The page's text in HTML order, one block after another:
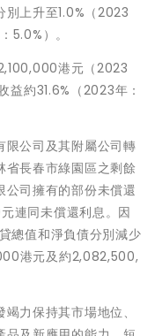
上升至1.0%（2023
5.0%）。
港元（2023
約31.6%（2023年：
限公司及其附屬公司轉
長春市綠園區之剩餘
司擁有的部份未償還
連同未償還利息。因
總值和淨負債分別減少
港元及約2,082,500,
力保持其市場地位、